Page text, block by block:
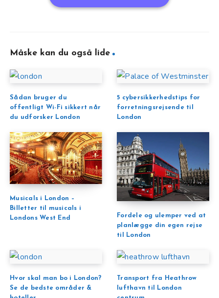
Måske kan du også lide
Sådan bruger du
offentligt Wi-Fi sikkert når
du udforsker London
5 cybersikkerhedstips for
forretningsrejsende til
London
Musicals i London –
Billetter til musicals i
Londons West End
Fordele og ulemper ved at
planlægge din egen rejse
til London
Hvor skal man bo i London?
Se de bedste områder &
Transport fra Heathrow
lufthavn til London